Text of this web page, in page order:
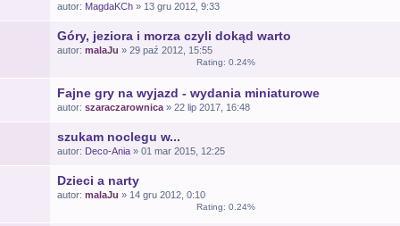
autor: MagdaKCh » 13 gru 2012, 9:33
Góry, jeziora i morza czyli dokąd warto
autor: malaJu » 29 paź 2012, 15:55
Rating: 0.24%
Fajne gry na wyjazd - wydania miniaturowe
autor: szaraczarownica » 22 lip 2017, 16:48
szukam noclegu w...
autor: Deco-Ania » 01 mar 2015, 12:25
Dzieci a narty
autor: malaJu » 14 gru 2012, 0:10
Rating: 0.24%